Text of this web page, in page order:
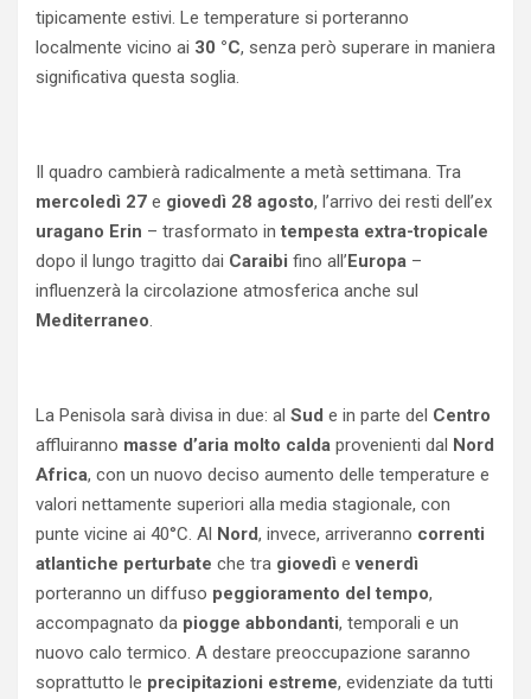
tipicamente estivi. Le temperature si porteranno
localmente vicino ai 30 °C, senza però superare in maniera
significativa questa soglia.
Il quadro cambierà radicalmente a metà settimana. Tra
mercoledì 27 e giovedì 28 agosto, l’arrivo dei resti dell’ex
uragano Erin – trasformato intempesta extra-tropicale
dopo il lungo tragitto dai Caraibi fino all’Europa –
influenzerà la circolazione atmosferica anche sul
Mediterraneo.
La Penisola sarà divisa in due: al Sud e in parte del Centro
affluiranno masse d’aria molto calda provenienti dal Nord
Africa, con un nuovo deciso aumento delle temperature e
valori nettamente superiori alla media stagionale, con
punte vicine ai 40°C. Al Nord, invece, arriveranno correnti
atlantiche perturbate che tra giovedì evenerdì
porteranno un diffuso peggioramento del tempo,
accompagnato da piogge abbondanti, temporali e un
nuovo calo termico. A destare preoccupazione saranno
soprattutto le precipitazioni estreme, evidenziate da tutti